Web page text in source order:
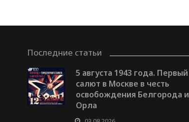
Последние статьи
5 августа 1943 года. Первый
салют в Москве в честь
освобождения Белгорода и
Орла